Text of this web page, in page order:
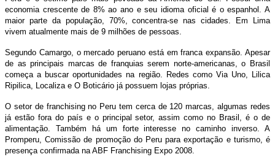
economia crescente de 8% ao ano e seu idioma oficial é o espanhol. A
maior parte da população, 70%, concentra-se nas cidades. Em Lima
vivem atualmente mais de 9 milhões de pessoas.
Segundo Camargo, o mercado peruano está em franca expansão. Apesar
de as principais marcas de franquias serem norte-americanas, o Brasil
começa a buscar oportunidades na região. Redes como Via Uno, Lilica
Ripilica, Localiza e O Boticário já possuem lojas próprias.
O setor de franchising no Peru tem cerca de 120 marcas, algumas redes
já estão fora do país e o principal setor, assim como no Brasil, é o de
alimentação. Também há um forte interesse no caminho inverso. A
Promperu, Comissão de promoção do Peru para exportação e turismo, é
presença confirmada na ABF Franchising Expo 2008.